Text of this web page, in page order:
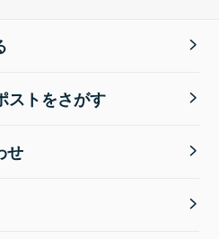
ストをさがす
せ